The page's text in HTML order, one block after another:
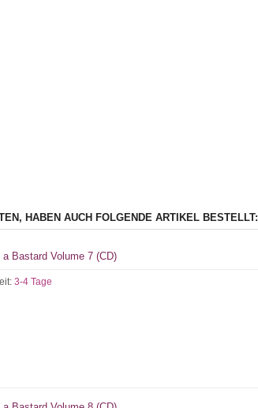
HABEN AUCH FOLGENDE ARTIKEL BESTELLT:
a Bastard Volume 7 (CD)
3-4 Tage